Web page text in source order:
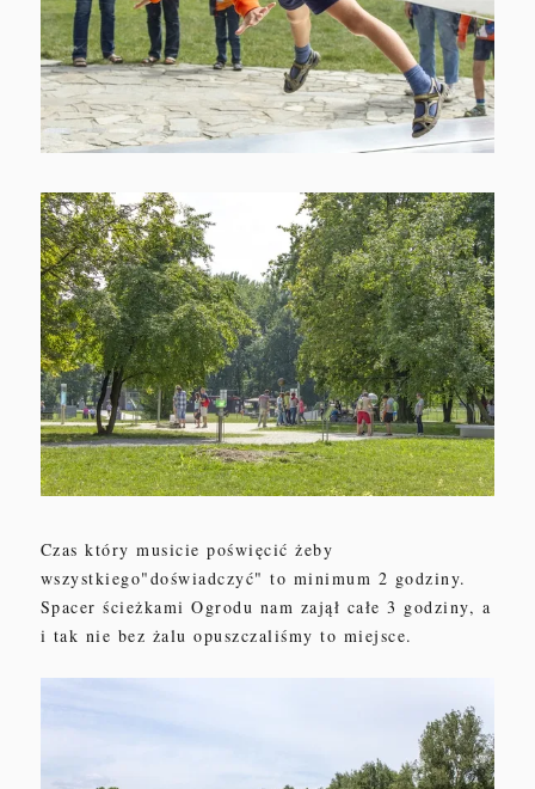
Czas który musicie poświęcić żeby
wszystkiego"doświadczyć" to minimum 2 godziny.
Spacer ścieżkamiOgrodu nam zajął całe 3 godziny, a
i tak nie bez żalu opuszczaliśmy to miejsce.